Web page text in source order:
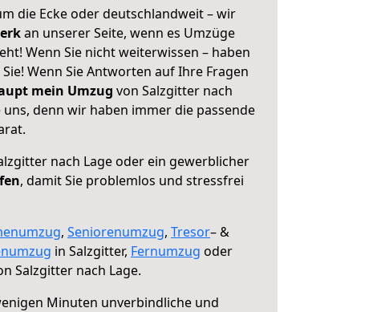
die Ecke oder deutschlandweit – wir
an unserer Seite, wenn es Umzüge
Wenn Sie nicht weiterwissen – haben
Wenn Sie Antworten auf Ihre Fragen
mein Umzug von Salzgitter nach
uns, denn wir haben immer die passende
nach Lage oder ein gewerblicher
, damit Sie problemlos und stressfrei
, Seniorenumzug, Tresor– &
in Salzgitter, Fernumzug oder
Salzgitter nach Lage.
Minuten unverbindliche und